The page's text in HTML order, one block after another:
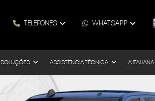
TELEFONES WHATSAPP
SOLUÇÕES ASSISTÊNCIA TÉCNICA A ITALIANA